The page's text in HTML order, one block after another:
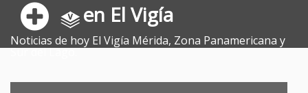
en El Vigía
Noticias de hoy El Vigía Mérida, Zona Panamericana y
Sur del Lago.